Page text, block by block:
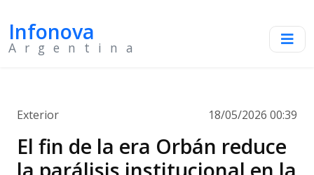
Infonova
Argentina
Exterior 18/05/2026 00:39
El fin de la era Orbán reduce